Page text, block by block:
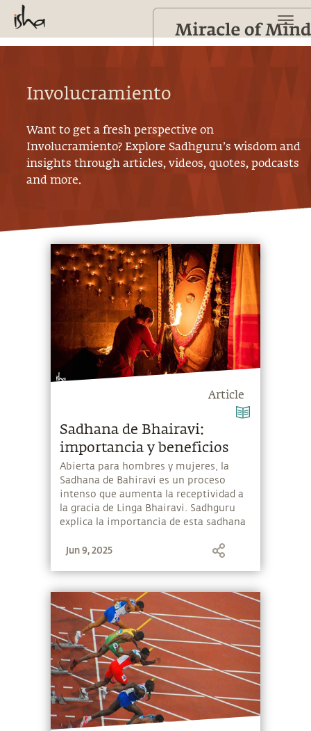
Involucramiento
Want to get a fresh perspective on
Involucramiento? Explore Sadhguru’s wisdom and
insights through articles, videos, quotes, podcasts
and more.
Article
Sadhana de Bhairavi:
importancia y beneficios
Abierta para hombres y mujeres, la
Sadhana de Bahiravi es un proceso
intenso que aumenta la receptividad a
la gracia de Linga Bhairavi. Sadhguru
explica la importancia de esta sadhana
de ella.
Jun 9, 2025